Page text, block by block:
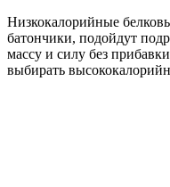
Низкокалорийные
батончики, подойдут
массу и силу без
выбирать